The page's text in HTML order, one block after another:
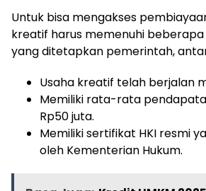
Untuk bisa mengakses
kreatif harus memenuhi
yang ditetapkan pemerintah,
Usaha kreatif telah berjalan
Memiliki rata-rata
Rp50 juta.
Memiliki sertifikat HKI resmi
oleh Kementerian Hukum.